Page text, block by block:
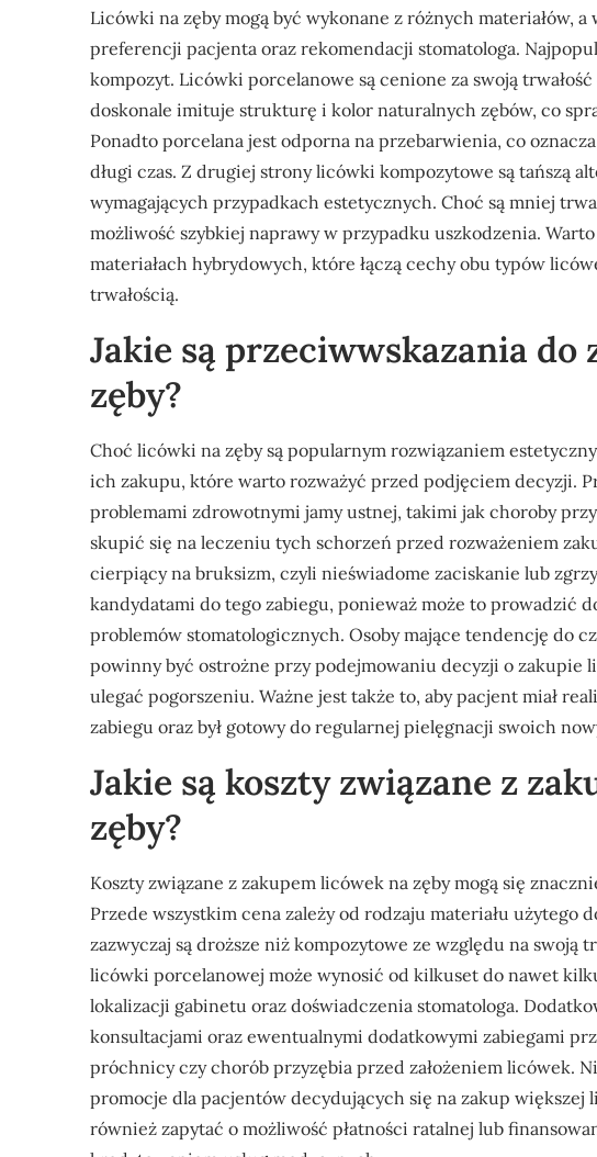
Licówki na zęby mogą być wykonane z różnych materiałów,
preferencji pacjenta oraz rekomendacji stomatologa.
kompozyt. Licówki porcelanowe są cenione za swoją
doskonale imituje strukturę i kolor naturalnych zębów, co
Ponadto porcelana jest odporna na przebarwienia, co
długi czas. Z drugiej strony licówki kompozytowe są tańszą
wymagających przypadkach estetycznych. Choć są mniej
możliwość szybkiej naprawy w przypadku uszkodzenia.
materiałach hybrydowych, które łączą cechy obu typów
trwałością.
Jakie są przeciwwskazania do
zęby?
Choć licówki na zęby są popularnym rozwiązaniem
ich zakupu, które warto rozważyć przed podjęciem decyzji.
problemami zdrowotnymi jamy ustnej, takimi jak choroby
skupić się na leczeniu tych schorzeń przed rozważeniem
cierpiący na bruksizm, czyli nieświadome zaciskanie lub
kandydatami do tego zabiegu, ponieważ może to prowadzić
problemów stomatologicznych. Osoby mające tendencję do
powinny być ostrożne przy podejmowaniu decyzji o zakupie
ulegać pogorszeniu. Ważne jest także to, aby pacjent miał
zabiegu oraz był gotowy do regularnej pielęgnacji swoich
Jakie są koszty związane z
zęby?
Koszty związane z zakupem licówek na zęby mogą się
Przede wszystkim cena zależy od rodzaju materiału
zazwyczaj są droższe niż kompozytowe ze względu na swoją
licówki porcelanowej może wynosić od kilkuset do nawet
lokalizacji gabinetu oraz doświadczenia stomatologa.
konsultacjami oraz ewentualnymi dodatkowymi zabiegami
próchnicy czy chorób przyzębia przed założeniem licówek.
promocje dla pacjentów decydujących się na zakup większej
również zapytać o możliwość płatności ratalnej lub